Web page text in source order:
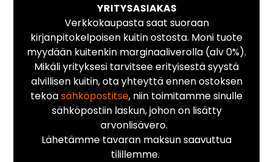
YRITYSASIAKAS
Verkkokaupasta saat suoraan
kirjanpitokelpoisen kuitin ostosta. Moni tuote
myydään kuitenkin marginaaliverolla (alv 0%).
Mikäli yrityksesi tarvitsee erityisestä syystä
alvillisen kuitin, ota yhteyttä ennen ostoksen
tekoasähköpostitse, niin toimitamme sinulle
sähköpostiin laskun, johon on lisätty
arvonlisävero.
Lähetämme tavaran maksun saavuttua
tilillemme.